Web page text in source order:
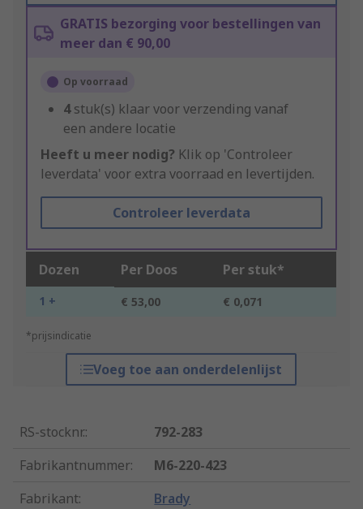
GRATIS bezorging voor bestellingen van
meer dan € 90,00
Op voorraad
4stuk(s) klaar voor verzending vanaf
een andere locatie
Heeft u meer nodig? Klik op 'Controleer
leverdata' voor extra voorraad en levertijden.
Controleer leverdata
Dozen Per Doos Per stuk*
1 + € 53,00 € 0,071
*prijsindicatie
Voeg toe aan onderdelenlijst
RS-stocknr.:
792-283
Fabrikantnummer:
M6-220-423
Fabrikant: Brady